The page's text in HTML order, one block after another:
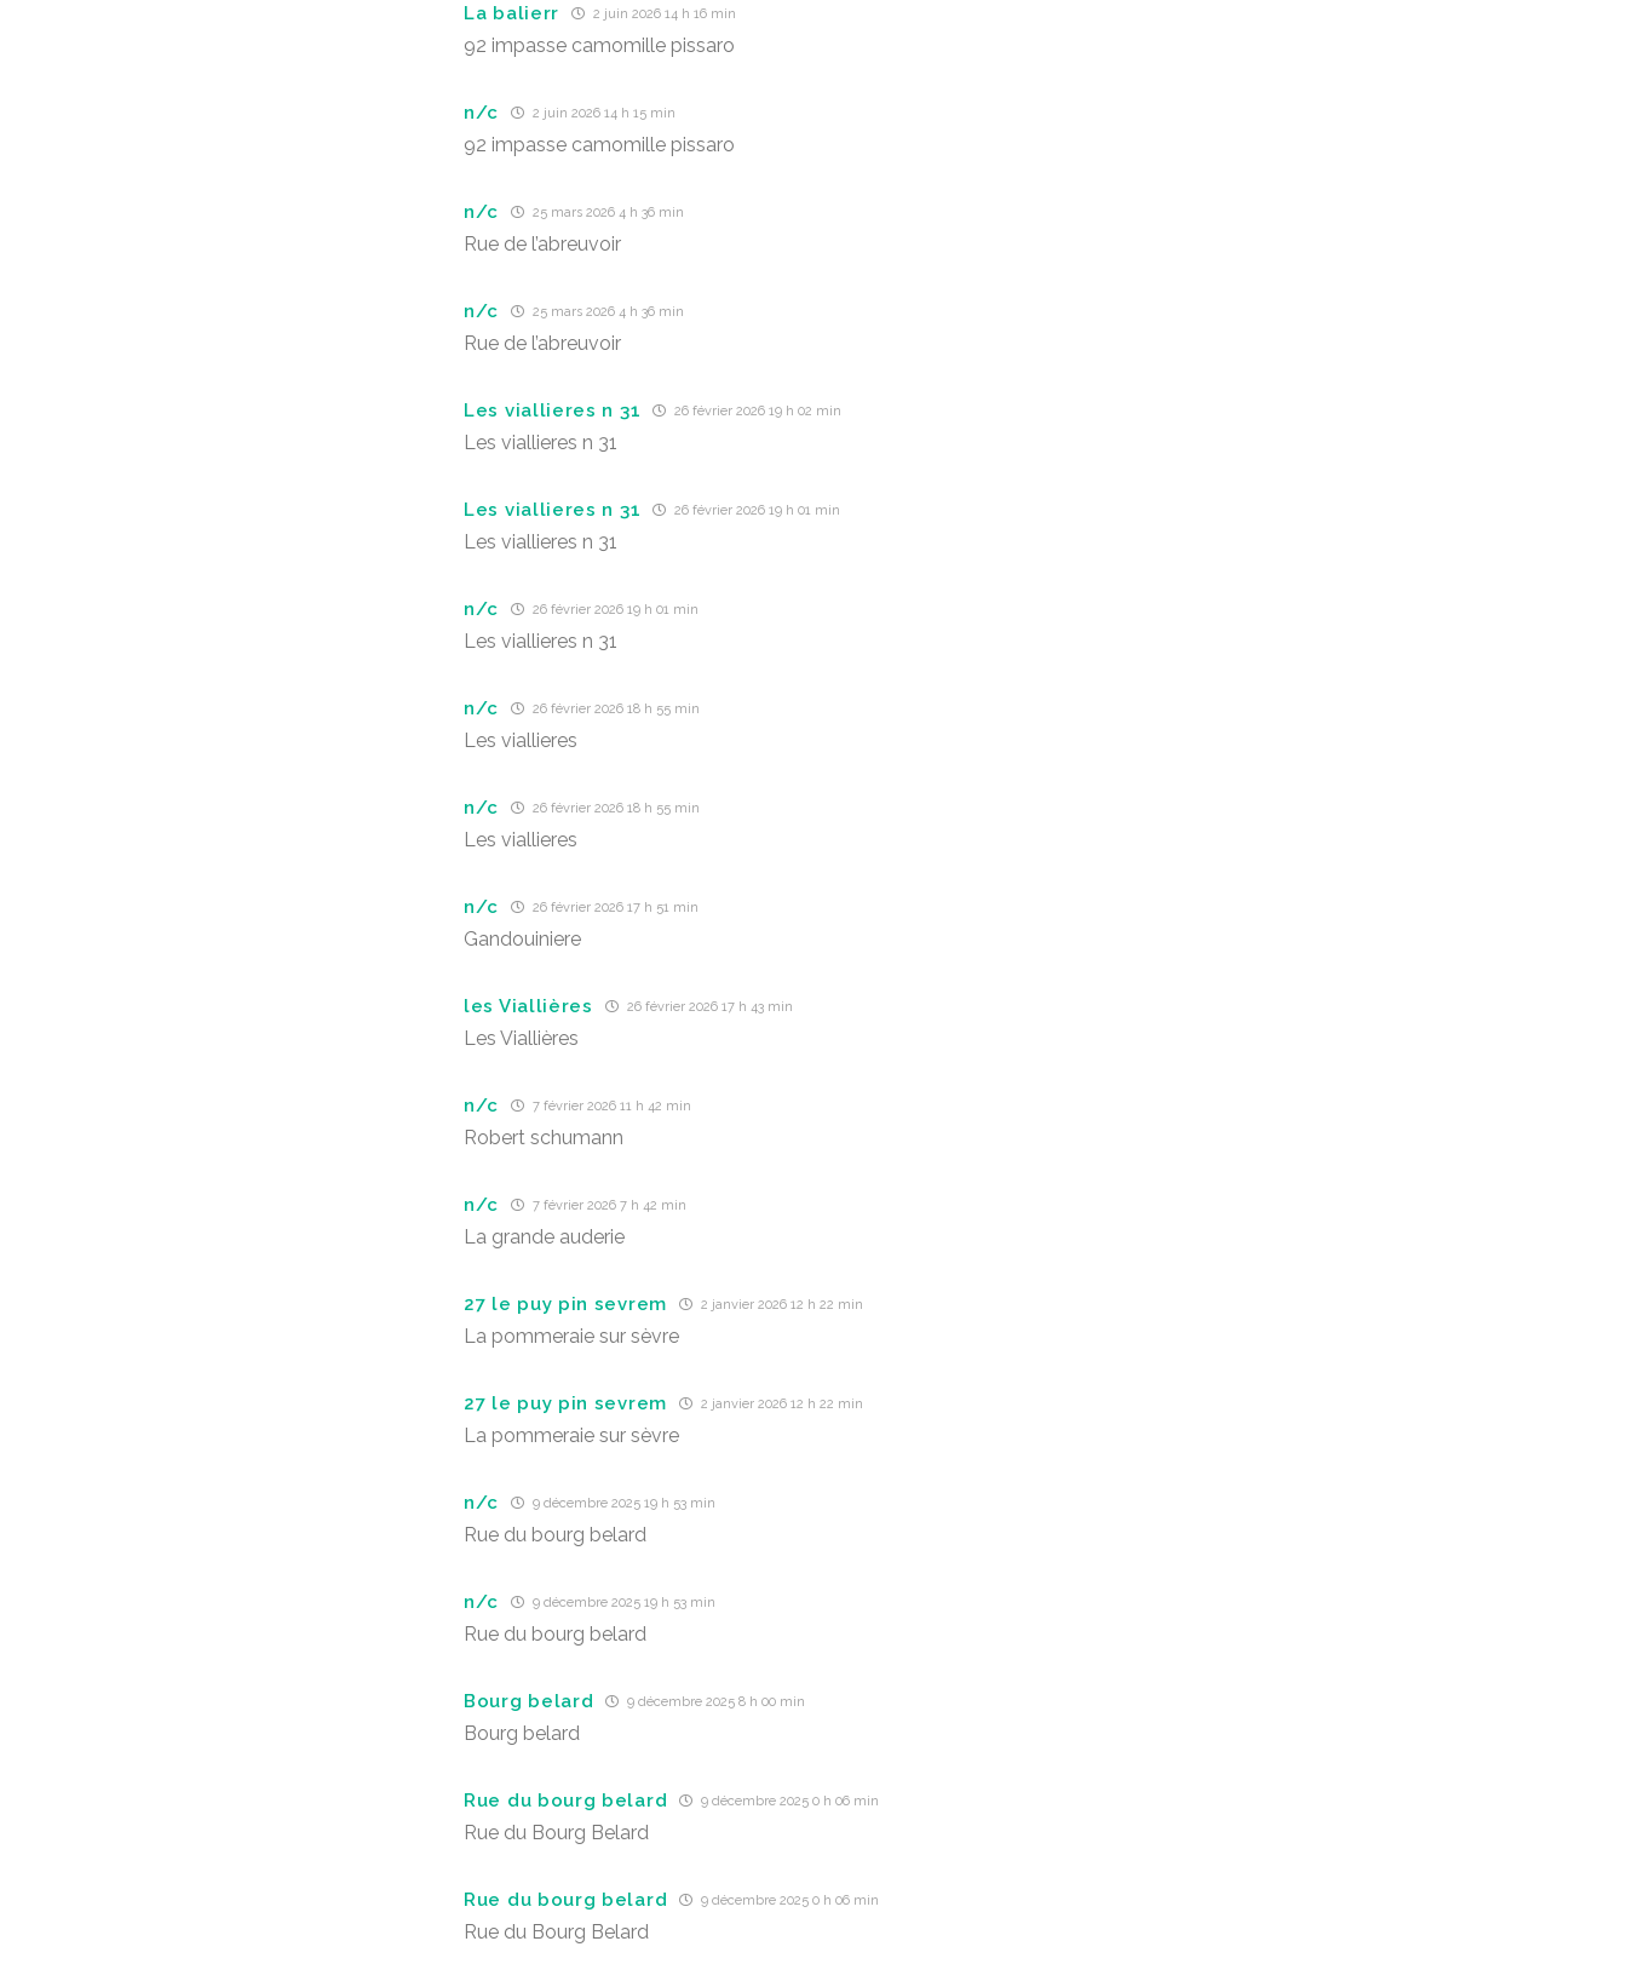
La balierr 2 juin 2026 14 h 16 min
92 impasse camomille pissaro
n/c 2 juin 2026 14 h 15 min
92 impasse camomille pissaro
n/c 25 mars 2026 4 h 36 min
Rue de l’abreuvoir
n/c 25 mars 2026 4 h 36 min
Rue de l’abreuvoir
Les viallieres n 31 26 février 2026 19 h 02 min
Les viallieres n 31
Les viallieres n 31 26 février 2026 19 h 01 min
Les viallieres n 31
n/c 26 février 2026 19 h 01 min
Les viallieres n 31
n/c 26 février 2026 18 h 55 min
Les viallieres
n/c 26 février 2026 18 h 55 min
Les viallieres
n/c 26 février 2026 17 h 51 min
Gandouiniere
les Viallières 26 février 2026 17 h 43 min
Les Viallières
n/c 7 février 2026 11 h 42 min
Robert schumann
n/c 7 février 2026 7 h 42 min
La grande auderie
27 le puy pin sevrem 2 janvier 2026 12 h 22 min
La pommeraie sur sèvre
27 le puy pin sevrem 2 janvier 2026 12 h 22 min
La pommeraie sur sèvre
n/c 9 décembre 2025 19 h 53 min
Rue du bourg belard
n/c 9 décembre 2025 19 h 53 min
Rue du bourg belard
Bourg belard 9 décembre 2025 8 h 00 min
Bourg belard
Rue du bourg belard 9 décembre 2025 0 h 06 min
Rue du Bourg Belard
Rue du bourg belard 9 décembre 2025 0 h 06 min
Rue du Bourg Belard